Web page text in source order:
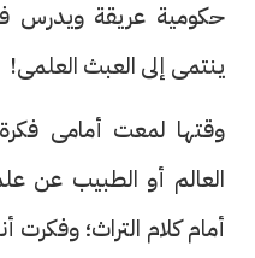
حكومية عريقة ويدرس
ينتمى إلى العبث العلمى!
وقتها لمعت أمامى
العالم أو الطبيب عن
أمام كلام التراث؛